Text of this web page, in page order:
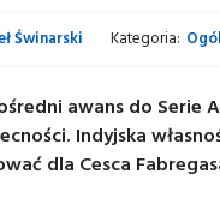
Świnarski Kategoria:
awans do Serie
Indyjska
dla Cesca